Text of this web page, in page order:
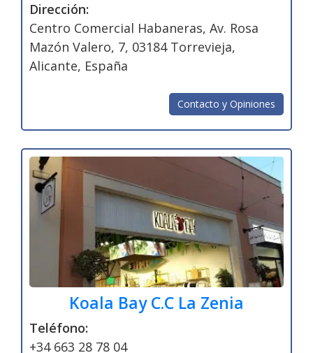
Dirección:
Centro Comercial Habaneras, Av. Rosa
Mazón Valero, 7, 03184 Torrevieja,
Alicante, España
Contacto y Opiniones
Koala Bay C.C La Zenia
Teléfono:
+34 663 28 78 04